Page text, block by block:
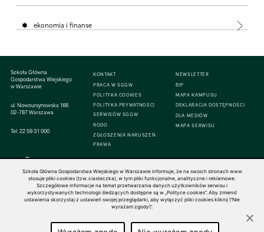
ekonomia i finanse
Szkoła Główna
Gospodarstwa Wiejskiego
w Warszawie
ul. Nowoursynowska 166
02-787 Warszawa
Tel:22 59 31 000
KONTAKT
PRACA W SGGW
POLITYKA COOKIES
POLITYKA PRYWATNOŚCI
SERWISÓW SGGW
RODO
ZGŁOSZENIA NARUSZEŃ
PRAWA
NEWSLETTER
BIP
MAPA KAMPUSU
DEKLARACJA DOSTĘPNOŚCI
DLA MEDIÓW
MAPA SERWISU
© 1816–2026 SGGW — ALL RIGHTS RESERVED
Szkoła Główna Gospodarstwa Wiejskiego w Warszawie informuje, że na swoich stronach www
stosuje pliki cookies (tzw. ciasteczka), w tym pliki funkcjonalne, analityczne i reklamowe.
Szczegółowe informacje na temat przetwarzania danych użytkowników serwisu i
wykorzystywanych technologii śledzących dostępne są w „Polityce cookies”. Aby zmienić
ustawienia skorzystaj z ustawień swojej przeglądarki, aby wyłączyć pliki cookies kliknij \"Nie
wyrażam zgody\".